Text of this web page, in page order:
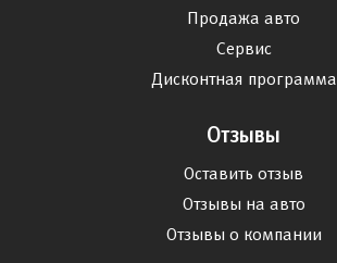
Продажа авто
Сервис
Дисконтная программа
Отзывы
Оставить отзыв
Отзывы на авто
Отзывы о компании